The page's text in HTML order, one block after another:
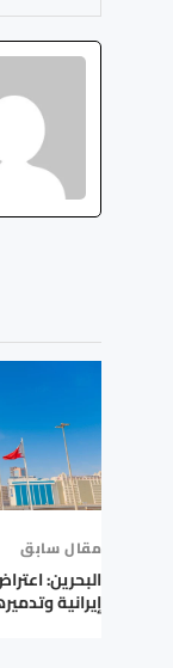
مقال سابق
البحرين:
إيرانية